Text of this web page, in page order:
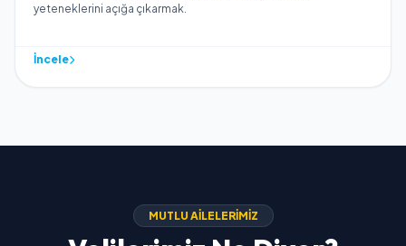
yeteneklerini açığa çıkarmak.
İncele
MUTLU AILELERIMIZ